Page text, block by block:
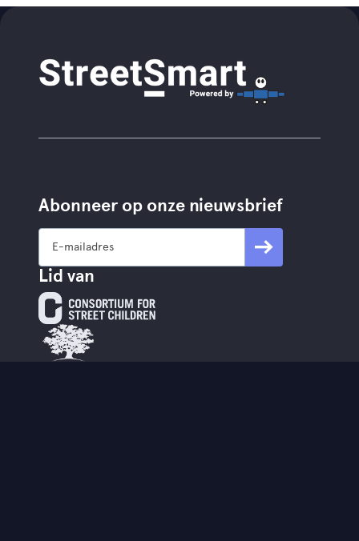
Abonneer op onze nieuwsbrief
Lid van